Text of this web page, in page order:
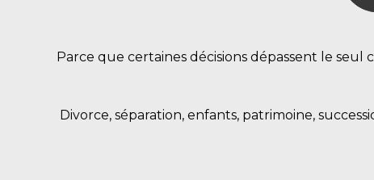
Parce que certaines décisions dépassent le seul
Divorce, séparation, enfants, patrimoine,